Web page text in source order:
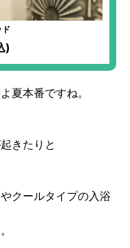
)
夏本番ですね。
きたりと
クールタイプの入浴